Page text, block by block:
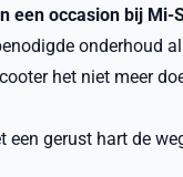
een occasion bij Mi-
onderhoud
het niet meer
een gerust hart de